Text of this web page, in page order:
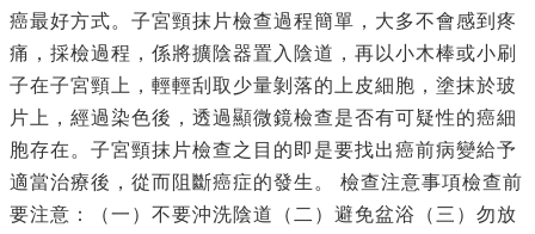
癌最好方式。子宮頸抹片檢查過程簡單，大多不會感到疼
痛，採檢過程，係將擴陰器置入陰道，再以小木棒或小刷
子在子宮頸上，輕輕刮取少量剝落的上皮細胞，塗抹於玻
片上，經過染色後，透過顯微鏡檢查是否有可疑性的癌細
胞存在。子宮頸抹片檢查之目的即是要找出癌前病變給予
適當治療後，從而阻斷癌症的發生。 檢查注意事項檢查前
要注意：（一）不要沖洗陰道（二）避免盆浴（三）勿放